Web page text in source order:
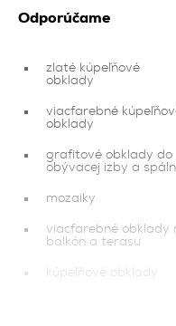
Odporúčame
zlaté kúpeľňové
obklady
viacfarebné
obklady
grafitové obklady do
obývacej izby a
mozaiky
viacfarebné obklady
balkón a terasu
kúpeľňové obklady